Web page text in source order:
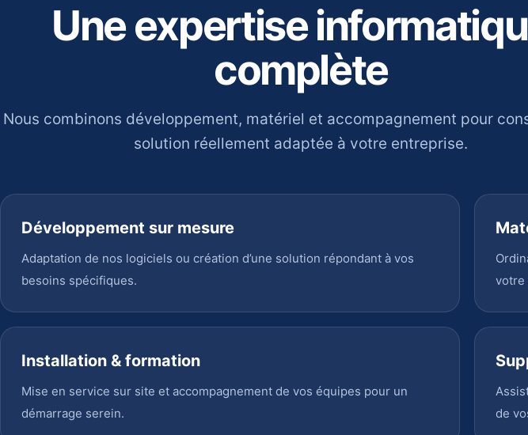
Une expertise
complète
Nous combinons développement, matériel et accompagnement pour
solution réellement adaptée à votre entreprise.
Développement sur mesure
Adaptation de nos logiciels ou création d’une solution répondant à vos
besoins spécifiques.
votre
Installation & formation
Mise en service sur site et accompagnement de vos équipes pour un
démarrage serein.
de